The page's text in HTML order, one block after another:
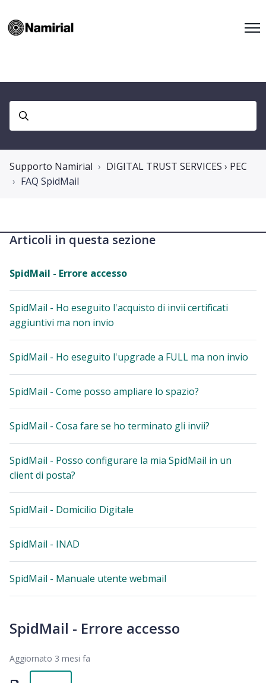
Supporto Namirial
DIGITAL TRUST SERVICES › PEC
FAQ SpidMail
Articoli in questa sezione
SpidMail - Errore accesso
SpidMail - Ho eseguito l'acquisto di invii certificati
aggiuntivi ma non invio
SpidMail - Ho eseguito l'upgrade a FULL ma non invio
SpidMail - Come posso ampliare lo spazio?
SpidMail - Cosa fare se ho terminato gli invii?
SpidMail - Posso configurare la mia SpidMail in un
client di posta?
SpidMail - Domicilio Digitale
SpidMail - INAD
SpidMail - Manuale utente webmail
SpidMail - Errore accesso
Aggiornato 3 mesi fa